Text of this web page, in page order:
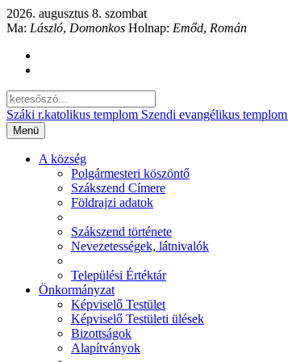
2026. augusztus 8. szombat
Ma: László, Domonkos Holnap: Emőd, Román
Száki r.katolikus templom Szendi evangélikus templom
Menü
A község
Polgármesteri köszöntő
Szákszend Címere
Földrajzi adatok
Szákszend története
Nevezetességek, látnivalók
Települési Értéktár
Önkormányzat
Képviselő Testület
Képviselő Testületi ülések
Bizottságok
Alapítványok